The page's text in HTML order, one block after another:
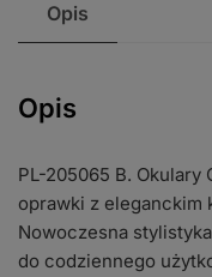
Opis
Opis
PL-205065 B. Okulary
oprawki z eleganckim
Nowoczesna
do codziennego